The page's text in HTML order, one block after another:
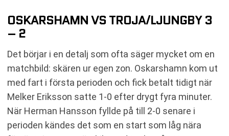
OSKARSHAMN VS TROJA/LJUNGBY 3
– 2
Det börjar i en detalj som ofta säger mycket om en
matchbild: skären ur egen zon. Oskarshamn kom ut
med fart i första perioden och fick betalt tidigt när
Melker Eriksson satte 1-0 efter drygt fyra minuter.
När Herman Hansson fyllde på till 2-0 senare i
perioden kändes det som en start som låg nära